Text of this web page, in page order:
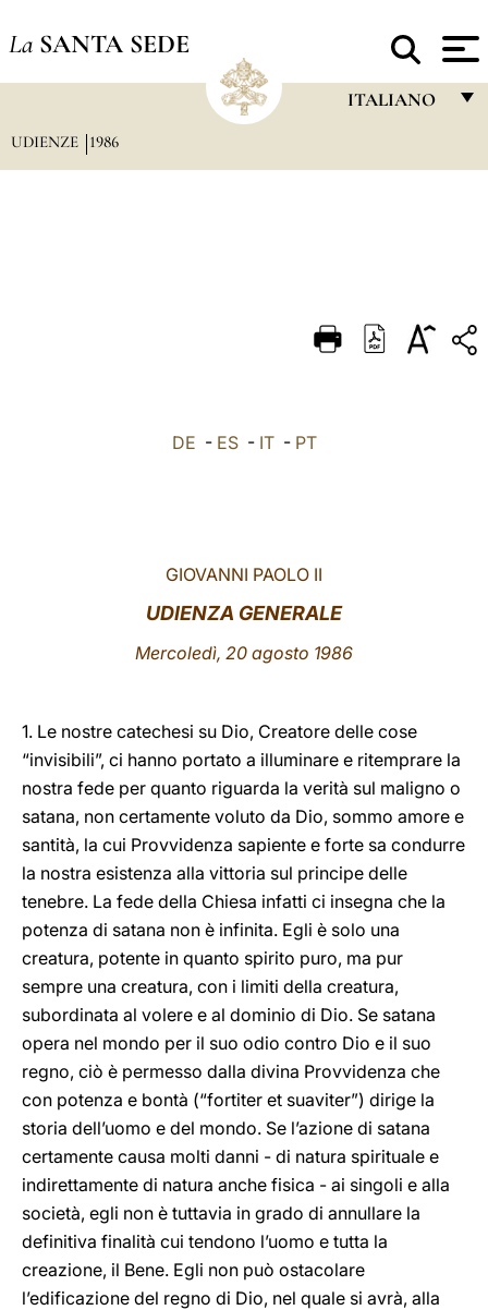
La SANTA SEDE
ITALIANO
DEUTSCH
UDIENZE 1986
DE - ES- IT- PT
GIOVANNI PAOLO II
UDIENZA GENERALE
Mercoledì, 20 agosto 1986
1. Le nostre catechesi su Dio, Creatore delle cose
“invisibili”, ci hanno portato a illuminare e ritemprare la
nostra fede per quanto riguarda la verità sul maligno o
satana, non certamente voluto da Dio, sommo amore e
santità, la cui Provvidenza sapiente e forte sa condurre
la nostra esistenza alla vittoria sul principe delle
tenebre. La fede della Chiesa infatti ci insegna che la
potenza di satana non è infinita. Egli è solo una
creatura, potente in quanto spirito puro, ma pur
sempre una creatura, con i limiti della creatura,
subordinata al volere e al dominio di Dio. Se satana
opera nel mondo per il suo odio contro Dio e il suo
regno, ciò è permesso dalla divina Provvidenza che
con potenza e bontà (“fortiter et suaviter”) dirige la
storia dell’uomo e del mondo. Se l’azione di satana
certamente causa molti danni - di natura spirituale e
indirettamente di natura anche fisica - ai singoli e alla
società, egli non è tuttavia in grado di annullare la
definitiva finalità cui tendono l’uomo e tutta la
creazione, il Bene. Egli non può ostacolare
l’edificazione del regno di Dio, nel quale si avrà, alla